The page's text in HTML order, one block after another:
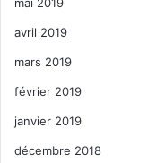
avril 2019
mars 2019
février 2019
janvier 2019
décembre 2018